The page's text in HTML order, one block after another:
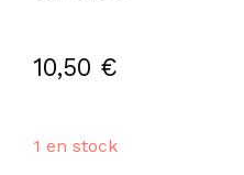
10,50 €
1 en stock